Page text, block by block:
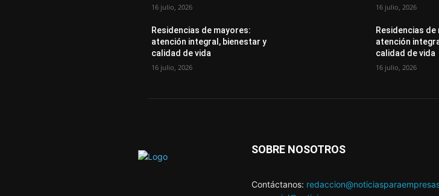
16 julio, 2026
Residencias de mayores:
atención integral, bienestar y
calidad de vida
16 julio, 2026
16 julio, 2026
Residencias de
atención
calidad de vida
16 julio, 2026
SOBRE NOSOTROS
Contáctanos: